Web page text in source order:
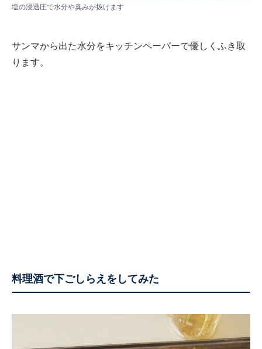
塩の浸透圧で水分や臭みが抜けます
サンマから出た水分をキッチンペーパーで優しくふき取
ります。
料理酒で下ごしらえをしてみた